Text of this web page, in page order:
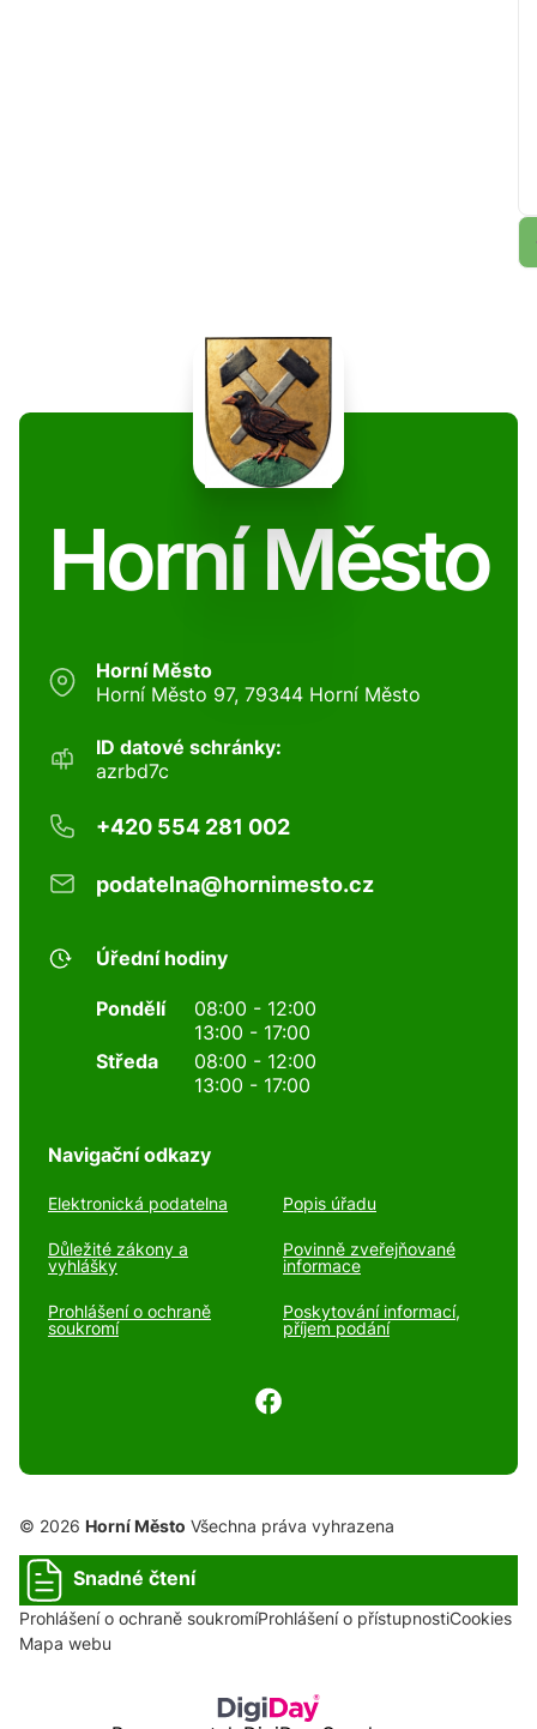
Horní Město
Horní Město
Horní Město 97, 79344 Horní Město
ID datové schránky:
azrbd7c
+420 554 281 002
podatelna@hornimesto.cz
Úřední hodiny
Pondělí
08:00 - 12:00
13:00 - 17:00
Středa
08:00 - 12:00
13:00 - 17:00
Navigační odkazy
Elektronická podatelna Popis úřadu
Důležité zákony a
vyhlášky
Povinně zveřejňované
informace
Prohlášení o ochraně
soukromí
Poskytování informací,
příjem podání
© 2026 Horní Město Všechna práva vyhrazena
Snadné čtení
Prohlášení o ochraně soukromíProhlášení o přístupnostiCookies
Mapa webu